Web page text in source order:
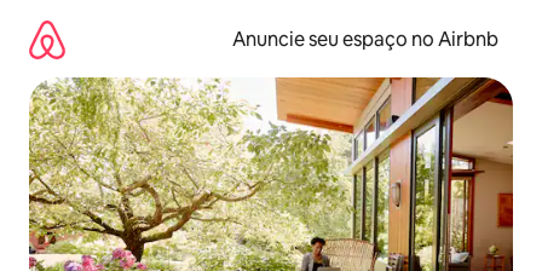
para
conteúdo
Anuncie seu espaço no Airbnb